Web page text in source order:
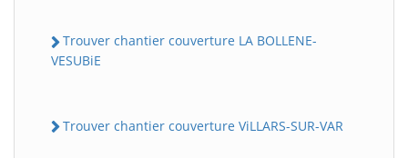
Trouver chantier couverture LA BOLLENE-
VESUBiE
Trouver chantier couverture ViLLARS-SUR-VAR